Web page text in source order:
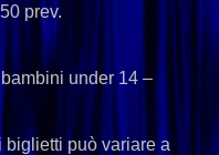
prev.
under 14 –
biglietti può variare a